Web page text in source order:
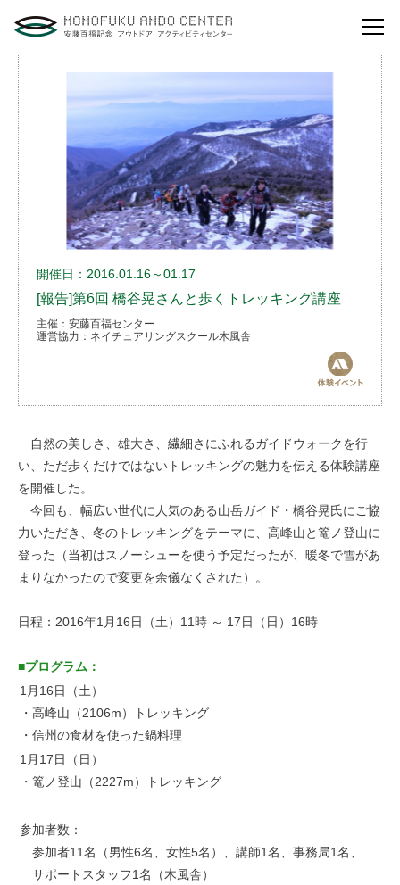
安藤百福センターの役割とビジョン
研修・講演
体験イベント
安藤百福センターのご案内
アクセスマップ
開催日：2016.01.16～01.17
[報告]第6回 橋谷晃さんと歩くトレッキング講座
主催：安藤百福センター
運営協力：ネイチュアリングスクール木風舎
自然の美しさ、雄大さ、繊細さにふれるガイドウォークを行
い、ただ歩くだけではないトレッキングの魅力を伝える体験講座
を開催した。
今回も、幅広い世代に人気のある山岳ガイド・橋谷晃氏にご協
力いただき、冬のトレッキングをテーマに、高峰山と篭ノ登山に
登った（当初はスノーシューを使う予定だったが、暖冬で雪があ
まりなかったので変更を余儀なくされた）。
日程：2016年1月16日（土）11時 ～ 17日（日）16時
■プログラム：
1月16日（土）
・高峰山（2106m）トレッキング
・信州の食材を使った鍋料理
1月17日（日）
・篭ノ登山（2227m）トレッキング
参加者数：
参加者11名（男性6名、女性5名）、講師1名、事務局1名、
サポートスタッフ1名（木風舎）